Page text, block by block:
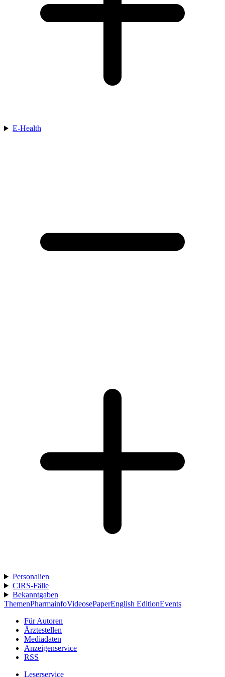
E-Health
Personalien
CIRS-Fälle
Bekanntgaben
ThemenPharmainfoVideosePaperEnglish EditionEvents
Für Autoren
Ärztestellen
Mediadaten
Anzeigenservice
RSS
Leserservice